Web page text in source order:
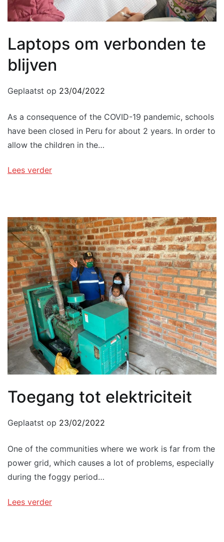
Laptops om verbonden te
blijven
Geplaatst op 23/04/2022
As a consequence of the COVID-19 pandemic, schools
have been closed in Peru for about 2 years. In order to
allow the children in the…
Lees verder
Toegang tot elektriciteit
Geplaatst op 23/02/2022
One of the communities where we work is far from the
power grid, which causes a lot of problems, especially
during the foggy period…
Lees verder